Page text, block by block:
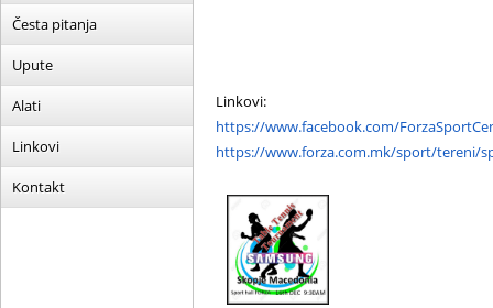
Česta pitanja
Upute
Alati
Linkovi
Kontakt
Linkovi:
https://www.facebook.com/
https://www.forza.com.mk/sport/tereni/